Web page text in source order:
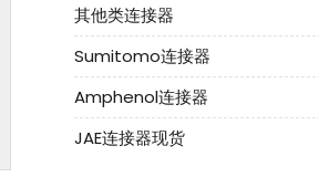
其他类连接器
Sumitomo连接器
Amphenol连接器
JAE连接器现货